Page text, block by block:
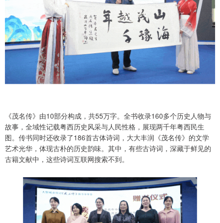
《茂名传》由10部分构成，共55万字。全书收录160多个历史人物与
故事，全域性记载粤西历史风采与人民性格，展现两千年粤西民生
图。传书同时还收录了186首古体诗词，大大丰润《茂名传》的文学
艺术光华，体现古朴的历史韵味。其中，有些古诗词，深藏于鲜见的
古籍文献中，这些诗词互联网搜索不到。